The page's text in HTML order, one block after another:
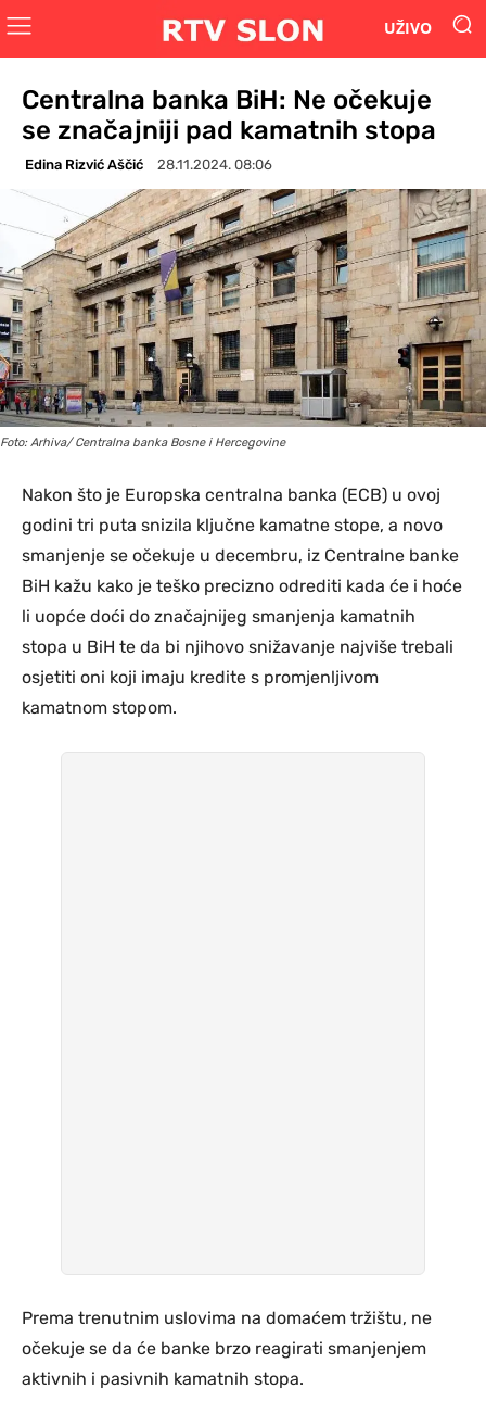
UŽIVO
Centralna banka BiH: Ne očekuje
se značajniji pad kamatnih stopa
Edina Rizvić Aščić 28.11.2024. 08:06
Foto: Arhiva/ Centralna banka Bosne i Hercegovine
Nakon što je Europska centralna banka (ECB) u ovoj
godini tri puta snizila ključne kamatne stope, a novo
smanjenje se očekuje u decembru, iz Centralne banke
BiH kažu kako je teško precizno odrediti kada će i hoće
li uopće doći do značajnijeg smanjenja kamatnih
stopa u BiH te da bi njihovo snižavanje najviše trebali
osjetiti oni koji imaju kredite s promjenljivom
kamatnom stopom.
Prema trenutnim uslovima na domaćem tržištu, ne
očekuje se da će banke brzo reagirati smanjenjem
aktivnih i pasivnih kamatnih stopa.